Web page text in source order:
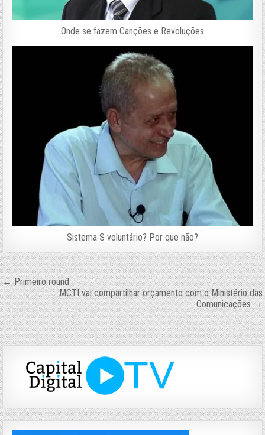
Onde se fazem Canções e Revoluções
Sistema S voluntário? Por que não?
Navegação
de
Post
← Primeiro round
MCTI vai compartilhar orçamento com o Ministério das
Comunicações →